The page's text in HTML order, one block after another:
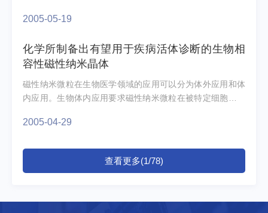
2005-05-19
化学所制备出有望用于疾病活体诊断的生物相
容性磁性纳米晶体
磁性纳米微粒在生物医学领域的应用可以分为体外应用和体
内应用。生物体内应用要求磁性纳米微粒在被特定细胞吞噬
性...
2005-04-29
查看更多(1/78)